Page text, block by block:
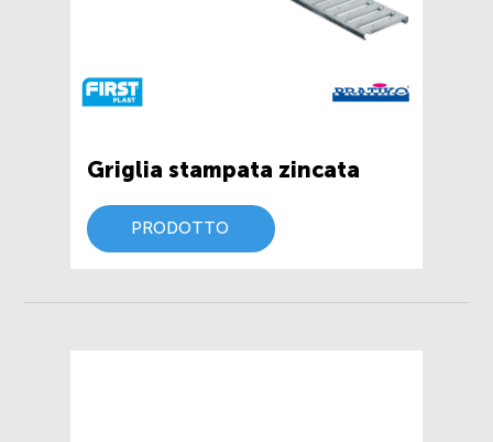
Griglia stampata zincata
PRODOTTO